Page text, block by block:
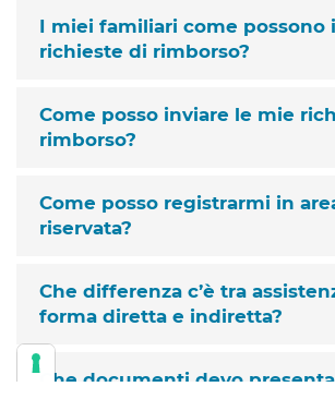
I miei familiari come possono
richieste di rimborso?
Come posso inviare le mie
rimborso?
Come posso registrarmi in
riservata?
Che differenza c’è tra
forma diretta e indiretta?
Che documenti devo